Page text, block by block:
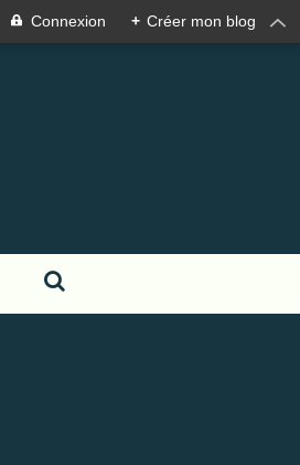
Connexion + Créer mon blog